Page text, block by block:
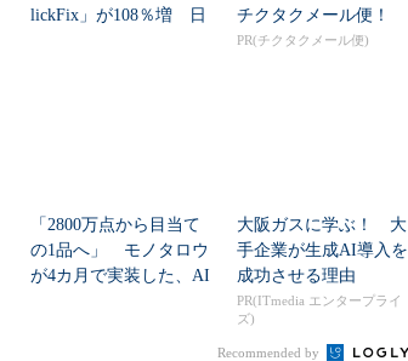
lickFix」が108％増 日
チクタクメール便！
PR(チクタクメール便)
「2800万点から目当て
の1品へ」 モノタロウ
が4カ月で実装した、AI
大阪ガスに学ぶ！ 大
手企業が生成AI導入を
成功させる理由
PR(ITmedia エンタープライ
ズ)
Recommended by